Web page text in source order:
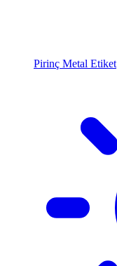
Pirinç Metal Etiket